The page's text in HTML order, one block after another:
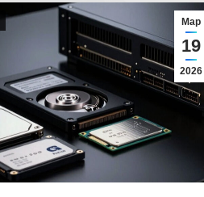
Мар
19
2026